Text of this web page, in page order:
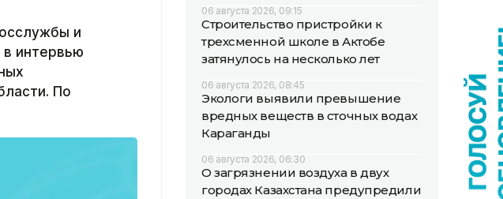
и
в интервью
По
06 августа 2026, 09:15
Строительство пристройки к
трехсменной школе в Актобе
затянулось на несколько лет
06 августа 2026, 08:45
Экологи выявили превышение
вредных веществ в сточных водах
Караганды
06 августа 2026, 06:30
О загрязнении воздуха в двух
городах Казахстана предупредили